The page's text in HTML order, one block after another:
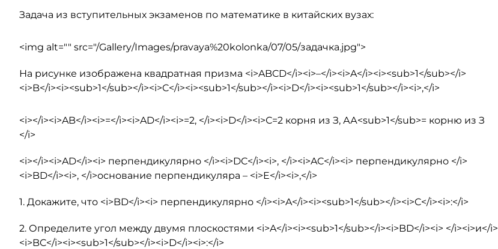
Задача из вступительных экзаменов по математике в китайских вузах:
<img alt="" src="/Gallery/Images/pravaya%20kolonka/07/05/задачка.jpg">
На рисунке изображена квадратная призма <i>ABCD</i><i>–</i><i>A</i><i><sub>1</sub></i>
<i>B</i><i><sub>1</sub></i><i>C</i><i><sub>1</sub></i><i>D</i><i><sub>1</sub></i><i>,</i>
<i></i><i>AB</i><i>=</i><i>AD</i><i>=2, </i><i>D</i><i>С=2 корня из З, АА<sub>1</sub>= корню из З
</i>
<i></i><i>AD</i><i> перпендикулярно </i><i>DC</i><i>, </i><i>AC</i><i> перпендикулярно </i>
<i>BD</i><i>, </i>основание перпендикуляра – <i>E</i><i>,</i>
1. Докажите, что <i>BD</i><i> перпендикулярно </i><i>A</i><i><sub>1</sub></i><i>C</i><i>:</i>
2. Определите угол между двумя плоскостями <i>A</i><i><sub>1</sub></i><i>BD</i><i> </i><i>и</i>
<i>BC</i><i><sub>1</sub></i><i>D</i><i>:</i>